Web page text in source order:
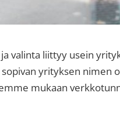
valinta liittyy usein
yrityksen nimen
mukaan